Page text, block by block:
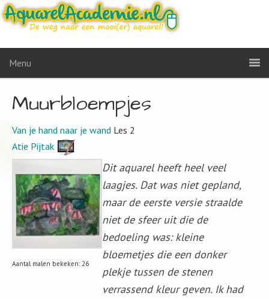
Menu
Muurbloempjes
Van je hand naar je wand Les 2
Atie Pijtak
Aantal malen bekeken: 26
Dit aquarel heeft heel veel
laagjes. Dat was niet gepland,
maar de eerste versie straalde
niet de sfeer uit die de
bedoeling was: kleine
bloemetjes die een donker
plekje tussen de stenen
verrassend kleur geven. Ik had